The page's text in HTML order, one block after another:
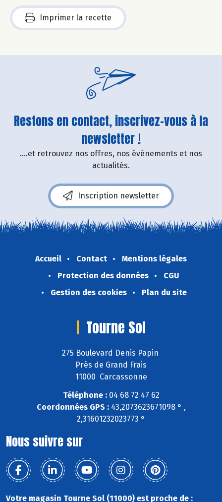
Imprimer la recette
Restons en contact, inscrivez-vous à la
newsletter !
....et retrouvez nos offres, nos événements et nos
actualités.
Inscription newsletter
Accueil Contact
Mentions légales
Protection des données
CGU
Gestion des cookies
Plan du site
Tourne Sol
275 Boulevard Denis Papin
Près de Grand Frais
11000 Carcassonne
Téléphone :04 68 72 47 62
Coordonnées GPS :43,2073623671098 ° ,
2,31601232023773 °
Nous suivre sur
Votre magasin Tourne Sol (11000) est proche de :